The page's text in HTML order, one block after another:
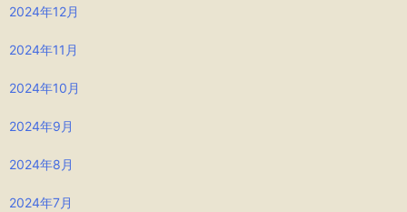
2024年12月
2024年11月
2024年10月
2024年9月
2024年8月
2024年7月